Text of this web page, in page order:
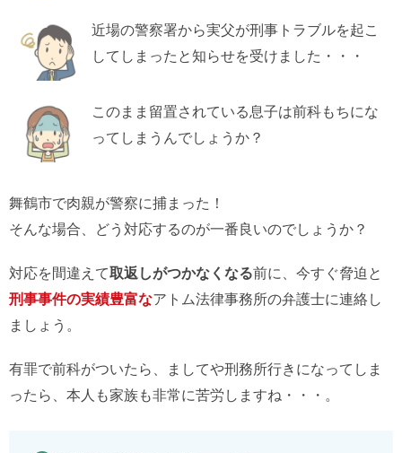
近場の警察署から実父が刑事トラブルを起こ
してしまったと知らせを受けました・・・
このまま留置されている息子は前科もちにな
ってしまうんでしょうか？
舞鶴市で肉親が警察に捕まった！
そんな場合、どう対応するのが一番良いのでしょうか？
対応を間違えて取返しがつかなくなる前に、今すぐ脅迫と
刑事事件の実績豊富なアトム法律事務所の弁護士に連絡し
ましょう。
有罪で前科がついたら、ましてや刑務所行きになってしま
ったら、本人も家族も非常に苦労しますね・・・。